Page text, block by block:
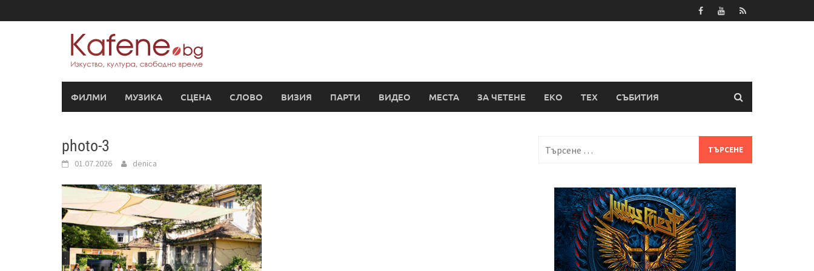
to
ФИЛМИ МУЗИКА СЦЕНА СЛОВО ВИЗИЯ ПАРТИ ВИДЕО МЕСТА ЗА ЧЕТЕНЕ ЕКО ТЕХ СЪБИТИЯ
photo-3
01.07.2026 denica
за: